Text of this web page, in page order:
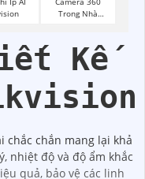
Trong Nhà
Kế
chắc chắn mang lại khả
nhiệt độ và độ ẩm khắc
quả, bảo vệ các linh